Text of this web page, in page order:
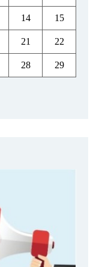
14 15
21 22
28 29